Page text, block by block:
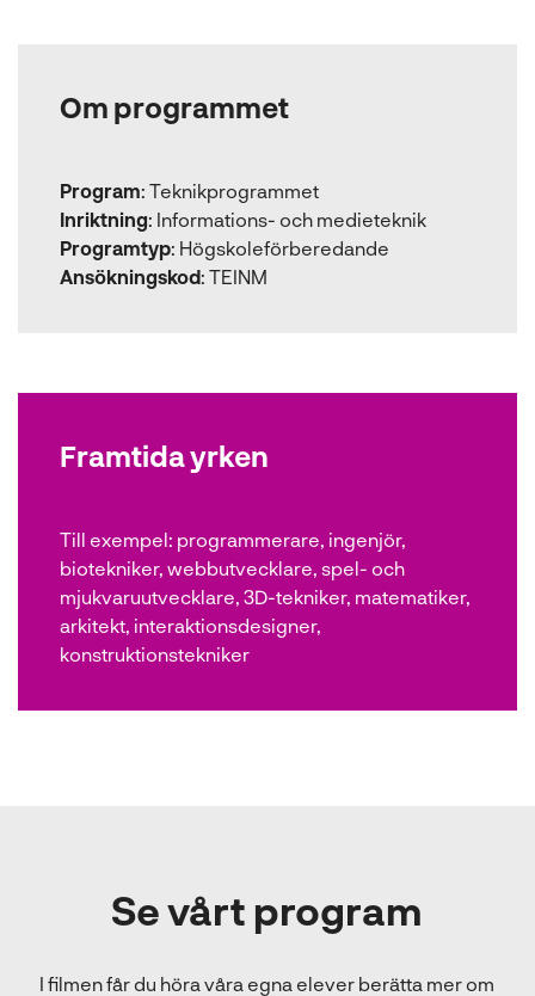
Om programmet
Program: Teknikprogrammet
Inriktning: Informations- och medieteknik
Programtyp: Högskoleförberedande
Ansökningskod: TEINM
Framtida yrken
Till exempel: programmerare, ingenjör,
biotekniker, webbutvecklare, spel- och
mjukvaruutvecklare, 3D-tekniker, matematiker,
arkitekt, interaktionsdesigner,
konstruktionstekniker
Se vårt program
I filmen får du höra våra egna elever berätta mer om